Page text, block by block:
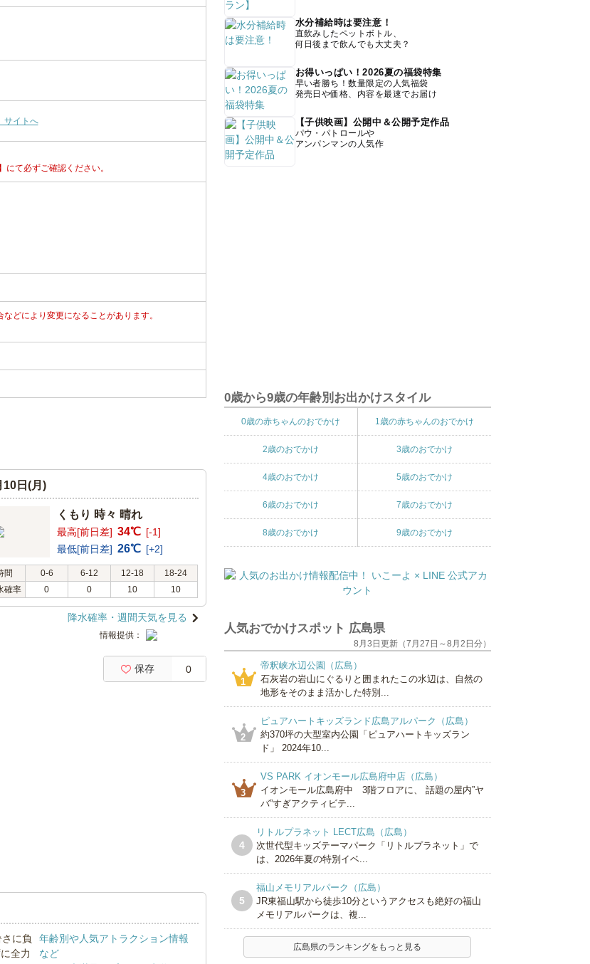
サイトへ
て必ずご確認ください。
どにより変更になることがあります。
10日(月)
くもり 時々 晴れ
最高[前日差] 34℃ [-1]
最低[前日差] 26℃ [+2]
間 0-6 6-12 12-18
18-24
確率
0 0 10 10
降水確率・週間天気を見る
情報提供：
保存 0
年齢別や人気アトラクション情報
など
水分補給時は要注意！
直飲みしたペットボトル、
何日後まで飲んでも大丈夫？
お得いっぱい！2026夏の福袋特集
早い者勝ち！数量限定の人気福袋
発売日や価格、内容を最速でお届け
【子供映画】公開中＆公開予定作品
パウ・パトロールや
アンパンマンの人気作
0歳から9歳の年齢別お出かけスタイル
0歳の赤ちゃんのおでかけ 1歳の赤ちゃんのおでかけ
2歳のおでかけ 3歳のおでかけ
4歳のおでかけ 5歳のおでかけ
6歳のおでかけ 7歳のおでかけ
8歳のおでかけ 9歳のおでかけ
人気おでかけスポット 広島県
8月3日更新（7月27日～8月2日分）
1
帝釈峡水辺公園（広島）
石灰岩の岩山にぐるりと囲まれたこの水辺は、自然の
地形をそのまま活かした特別...
2
ピュアハートキッズランド広島アルパーク（広島）
約370坪の大型室内公園「ピュアハートキッズラン
ド」 2024年10...
3
VS PARK イオンモール広島府中店（広島）
イオンモール広島府中 3階フロアに、 話題の屋内”ヤ
バ”すぎアクティビテ...
4
リトルプラネット LECT広島（広島）
次世代型キッズテーマパーク「リトルプラネット」で
は、2026年夏の特別イベ...
5
福山メモリアルパーク（広島）
JR東福山駅から徒歩10分というアクセスも絶好の福山
メモリアルパークは、複...
広島県のランキングをもっと見る